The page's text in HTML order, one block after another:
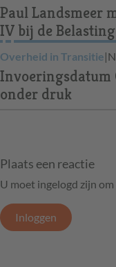
Paul Landsmeer
IV bij de
Overheid in Transitie|
Invoeringsdatum
onder druk
Plaats een reactie
U moet ingelogd zijn
Inloggen